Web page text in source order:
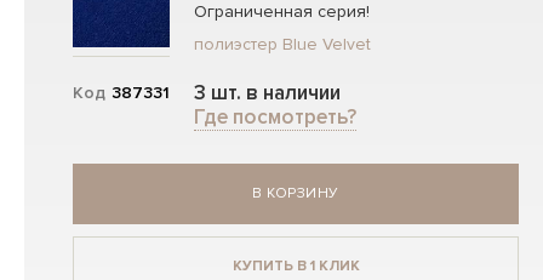
Код 387331
Ограниченная серия!
полиэстер Blue Velvet
3 шт. в наличии
Где посмотреть?
В КОРЗИНУ
КУПИТЬ В 1 КЛИК